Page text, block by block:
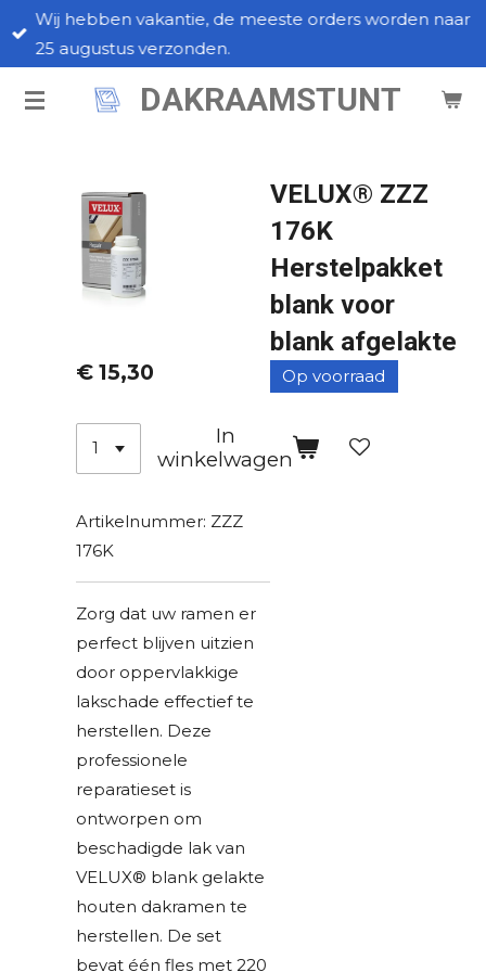
Ga
direct
de
DAKRAAMSTUNT
Wij hebben vakantie, de meeste orders worden naar
25 augustus verzonden.
VELUX® ZZZ
176K
Herstelpakket
blank voor
blank afgelakte
Op voorraad
€ 15,30
In
winkelwagen
Artikelnummer: ZZZ
176K
Zorg dat uw ramen er
perfect blijven uitzien
door oppervlakkige
lakschade effectief te
herstellen. Deze
professionele
reparatieset is
ontworpen om
beschadigde lak van
VELUX® blank gelakte
houten dakramen te
herstellen. De set
bevat één fles met 220